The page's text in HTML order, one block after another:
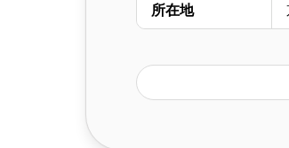
所在地